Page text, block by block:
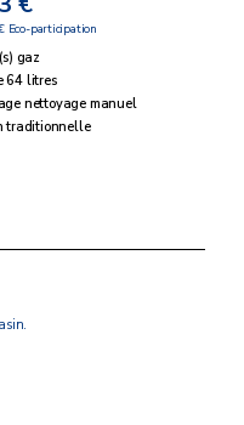
Eco-participation
gaz
64 litres
nettoyage manuel
traditionnelle